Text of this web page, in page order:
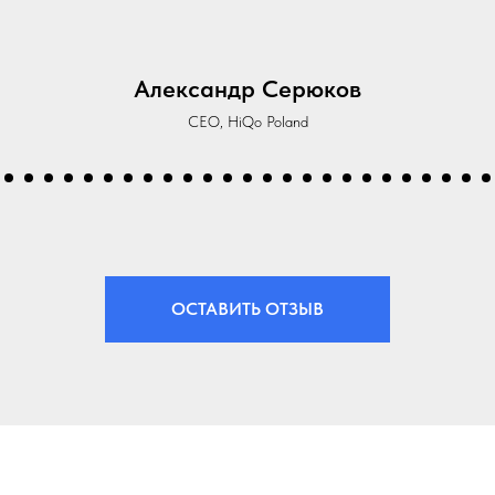
выдающейся, управляя каждой деталью с
ретрита они всегда были на месте, обеспечивая
впечатлениями, такими как дегустация
этот опыт любой организации, ищущей
мероприятие. Браво команде за